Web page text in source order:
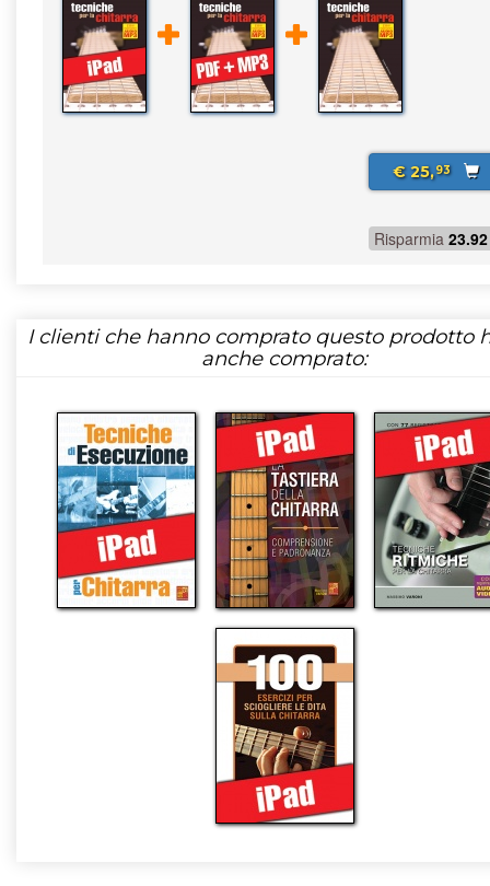
€ 25,93
Risparmia 23.92
I clienti che hanno comprato questo prodotto
anche comprato: